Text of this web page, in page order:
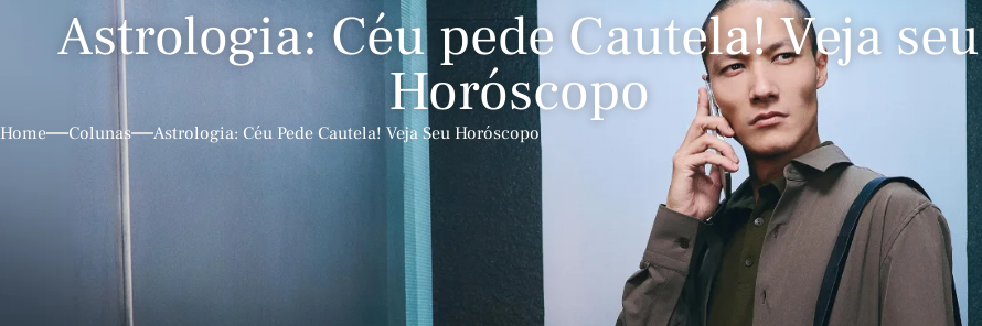
Astrologia: Céu pede Cautela! Veja seu
Horóscopo
Home Colunas Astrologia: Céu Pede Cautela! Veja Seu Horóscopo